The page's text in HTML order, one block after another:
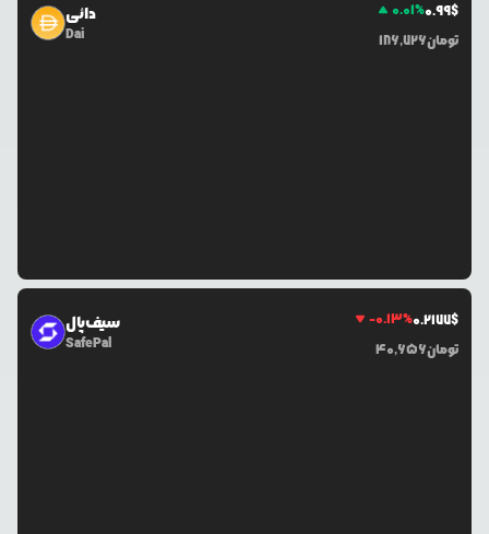
دائی
Dai
0.01%0.99$
186,726تومان
سیف‌پال
SafePal
-0.13%0.2177$
40,656تومان